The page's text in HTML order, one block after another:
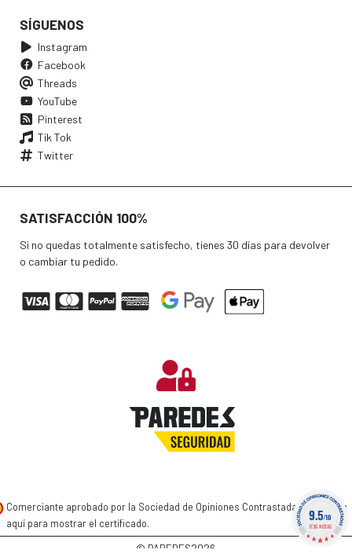
SÍGUENOS
Instagram
Facebook
Threads
YouTube
Pinterest
Tik Tok
Twitter
SATISFACCIÓN 100%
Si no quedas totalmente satisfecho, tienes 30 días para devolver
o cambiar tu pedido.
Comerciante aprobado por la Sociedad de Opiniones Contrastadas, haga clic
aquí para mostrar el certificado.
© PAREDES2026
9.5/10
1736 NOTAS